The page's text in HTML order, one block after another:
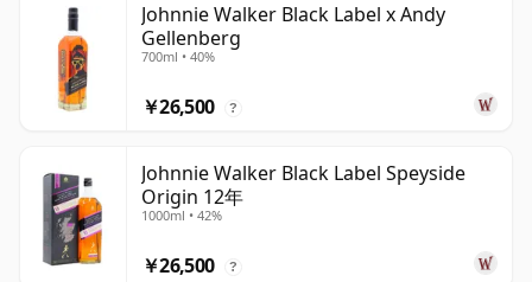
Johnnie Walker Black Label x Andy
Gellenberg
700ml • 40%
￥26,500 ?
Johnnie Walker Black Label Speyside
Origin 12年
1000ml • 42%
￥26,500 ?